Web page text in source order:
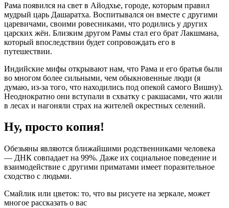
Рама появился на свет в Айодхье, городе, которым правил
мудрый царь Дашаратха. Воспитывался он вместе с другими
царевичами, своими ровесниками, что родились у других
царских жён. Близким другом Рамы стал его брат Лакшмана,
который впоследствии будет сопровождать его в
путешествии.
Индийские мифы открывают нам, что Рама и его братья были
во многом более сильными, чем обыкновенные люди (я
думаю, из-за того, что находились под опекой самого Вишну).
Неоднократно они вступали в схватку с ракшасами, что жили
в лесах и нагоняли страх на жителей окрестных селений.
Ну, просто копия!
Обезьяны являются ближайшими родственниками человека
— ДНК совпадает на 99%. Даже их социальное поведение и
взаимодействие с другими приматами имеет поразительное
сходство с людьми.
Смайлик или цветок: то, что вы рисуете на зеркале, может
многое рассказать о вас